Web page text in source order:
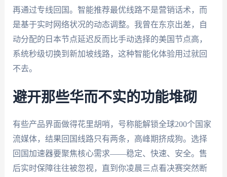
再通过专线回国。智能推荐最优线路不是营销话术，而
是基于实时网络状况的动态调整。我曾在东京出差，自
动分配的日本节点延迟反而比手动选择的美国节点高，
系统秒级切换到新加坡线路，这种智能化体验用过就回
不去。
避开那些华而不实的功能堆砌
有些产品界面做得花里胡哨，号称能解锁全球200个国家
流媒体，结果回国线路只有两条，高峰期挤成狗。选择
回国加速器要聚焦核心需求——稳定、快速、安全。售
后实时保障往往被忽视，直到你凌晨三点看决赛突然断